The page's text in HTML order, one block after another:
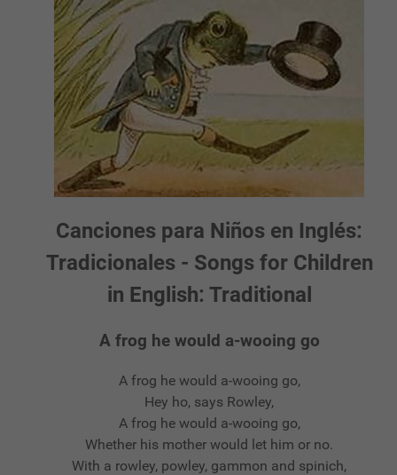
Canciones para Niños en Inglés:
Tradicionales - Songs for Children
in English: Traditional
A frog he would a-wooing go
A frog he would a-wooing go,
Hey ho, says Rowley,
A frog he would a-wooing go,
Whether his mother would let him or no.
With a rowley, powley, gammon and spinich,